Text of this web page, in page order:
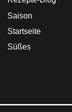
Saison
Startseite
Süßes